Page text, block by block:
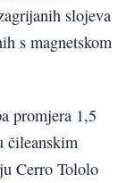
slojeva
s magnetskom
promjera 1,5
čileanskim
Cerro Tololo